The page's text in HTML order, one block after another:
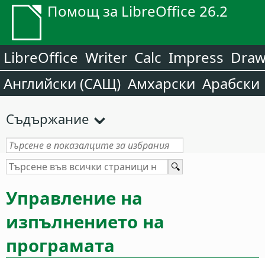
Помощ за LibreOffice 26.2
LibreOffice Writer Calc Impress
Английски (САЩ) Амхарски Арабски
Съдържание
Управление на
изпълнението на
програмата